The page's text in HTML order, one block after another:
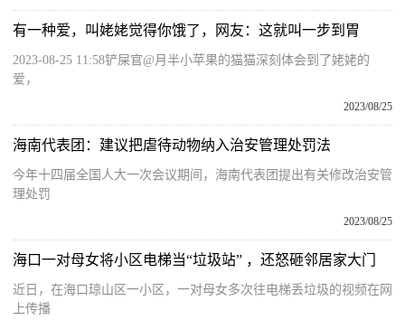
有一种爱，叫姥姥觉得你饿了，网友：这就叫一步到胃
2023-08-25 11:58铲屎官@月半小苹果的猫猫深刻体会到了姥姥的
爱，
2023/08/25
海南代表团：建议把虐待动物纳入治安管理处罚法
今年十四届全国人大一次会议期间，海南代表团提出有关修改治安管
理处罚
2023/08/25
海口一对母女将小区电梯当“垃圾站” ，还怒砸邻居家大门
近日，在海口琼山区一小区，一对母女多次往电梯丢垃圾的视频在网
上传播